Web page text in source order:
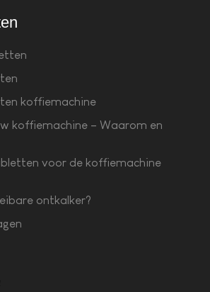
koffiemachine
koffiemachine – Waarom en
voor de koffiemachine
ontkalker?